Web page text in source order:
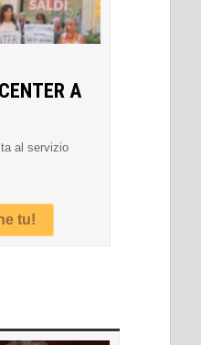
A
al servizio
tu!